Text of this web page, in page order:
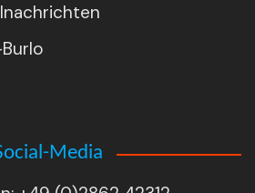
Media